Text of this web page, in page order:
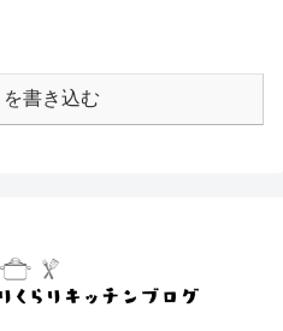
書き込む